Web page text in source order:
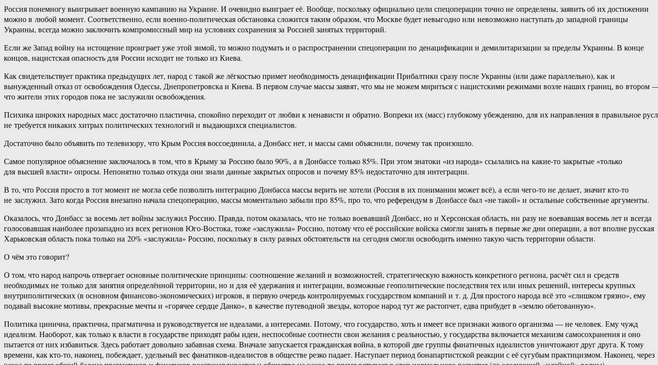
Россия понемногу выигрывает военную кампанию на Украине. И очевидно выиграет её. Вообще, поскольку официально цели спецоперации точно не определены, заявить об их достижении
можно в любой момент. Соответственно, если военно-политическая обстановка сложится таким образом, что Москве будет невыгодно или невозможно наступать до западной границы
Украины, всегда можно заключить компромиссный мир на условиях сохранения за Россией занятых территорий.
Если же Запад войну на истощение проиграет уже этой зимой, то можно подумать и о распространении спецоперации по денацификации и демилитаризации за пределы Украины. В конце
концов, нацистская опасность для России исходит не только из Киева.
Как свидетельствует практика предыдущих лет, народ с такой же лёгкостью примет необходимость денацификации Прибалтики сразу после Украины (или даже параллельно), как и
вынужденный отказ от освобождения Одессы, Днепропетровска и Киева. В первом случае массы заявят, что мы не можем мириться с нацистскими режимами возле наших границ, во втором
что жители этих городов пока не заслужили освобождения.
Психика широких народных масс достаточно пластична, спокойно переходит от любви к ненависти и обратно. Вопреки их (масс) глубокому убеждению, для их направления в правильное
не требуется никаких хитрых политических технологий и выдающихся специалистов.
Достаточно было объявить по телевизору, что Крым Россия воссоединила, а Донбасс нет, и массы сами объяснили, почему так произошло.
Самое популярное объяснение заключалось в том, что в Крыму за Россию было 90%, а в Донбассе только 85%. При этом знатоки «из народа» ссылались на какие-то закрытые «только
для высшей власти» опросы. Непонятно только откуда они знали данные закрытых опросов и почему 85% недостаточно для интеграции.
В то, что Россия просто в тот момент не могла себе позволить интеграцию Донбасса массы верить не хотели (Россия в их понимании может всё), а если чего-то не делает, значит кто-то
не заслужил. Зато когда Россия внезапно начала спецоперацию, массы моментально забыли про 85%, про то, что референдум в Донбассе был «не такой» и остальные собственные аргументы.
Оказалось, что Донбасс за восемь лет войны заслужил Россию. Правда, потом оказалась, что не только воевавший Донбасс, но и Херсонская область, ни разу не воевавшая восемь лет и всегда
голосовавшая наиболее прозападно из всех регионов Юго-Востока, тоже «заслужила» Россию, потому что её российские войска смогли занять в первые же дни операции, а вот вполне русская
Харьковская область пока только на 20% «заслужила» Россию, поскольку в силу разных обстоятельств на сегодня смогли освободить именно такую часть территории области.
О чём это говорит?
О том, что народ напрочь отвергает основные политические принципы: соотношение желаний и возможностей, стратегическую важность конкретного региона, расчёт сил и средств
необходимых не только для занятия определённой территории, но и для её удержания и интеграции, возможные геополитические последствия тех или иных решений, интересы крупных
внутриполитических (в основном финансово-экономических) игроков, в первую очередь контролируемых государством компаний и т. д. Для простого народа всё это «слишком грязно», ему
подавай высокие мотивы, прекрасные мечты и «горячее сердце Данко», в качестве путеводной звезды, которое народ тут же растопчет, едва прибудет в «землю обетованную».
Политика цинична, практична, прагматична и руководствуется не идеалами, а интересами. Потому, что государство, хоть и имеет все признаки живого организма — не человек. Ему чужд
идеализм. Наоборот, как только к власти в государстве приходят рабы идеи, неспособные соотнести свои желания с реальностью, у государства включается механизм самосохранения и оно
пытается от них избавиться. Здесь работает довольно забавная схема. Вначале запускается гражданская война, в которой две группы фанатичных идеалистов уничтожают друг друга. К тому
времени, как кто-то, наконец, побеждает, удельный вес фанатиков-идеалистов в обществе резко падает. Наступает период бонапартистской реакции с её сугубым практицизмом. Наконец, через